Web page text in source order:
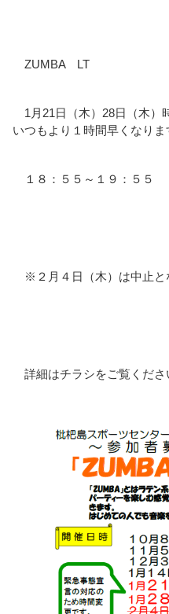
ZUMBA LT
1月21日（木）28日（木）
いつもより１時間早くなりま
１８：５５～１９：５５
※２月４日（木）は中止と
詳細はチラシをご覧くださ